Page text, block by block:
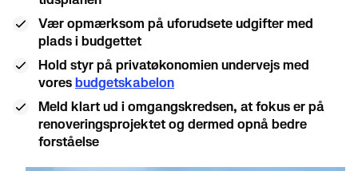
Vær opmærksom på uforudsete udgifter med
plads i budgettet
Hold styr på privatøkonomien undervejs med
voresbudgetskabelon
Meld klart ud i omgangskredsen, at fokus er på
renoveringsprojektet og dermed opnå bedre
forståelse